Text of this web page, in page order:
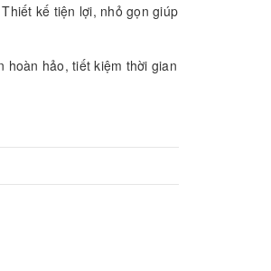
kế tiện lợi, nhỏ gọn giúp
hoàn hảo, tiết kiệm thời gian